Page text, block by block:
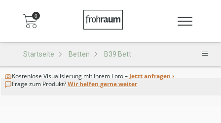
0
Startseite Betten B39 Bett
Kostenlose Visualisierung mit Ihrem Foto – Jetzt anfragen ›
Frage zum Produkt?Wir helfen gerne weiter